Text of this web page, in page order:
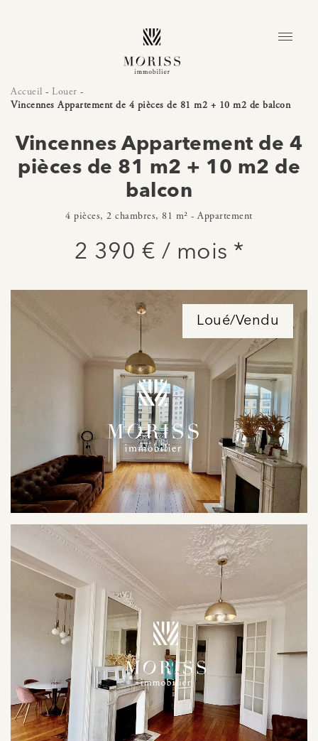
Accueil - Louer -
Vincennes Appartement de 4 pièces de 81 m2 + 10 m2 de balcon
Vincennes Appartement de 4
pièces de 81 m2 + 10 m2 de
balcon
4 pièces, 2 chambres, 81 m² - Appartement
2 390 € / mois *
Loué/Vendu